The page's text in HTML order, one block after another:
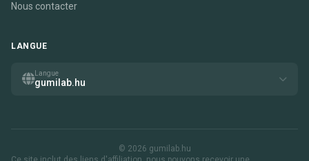
Nous contacter
LANGUE
Langue
gumilab.hu
© 2026 gumilab.hu